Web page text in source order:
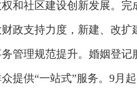
权和社区建设创新发展。
政支持力度，新建、改扩
务管理规范提升。婚姻登
提供“一站式”服务。9月